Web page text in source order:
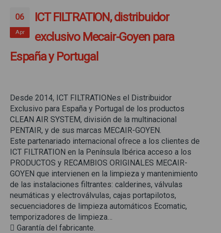
06
Apr
ICT FILTRATION, distribuidor
exclusivo Mecair-Goyen para
España y Portugal
Desde 2014, ICT FILTRATIONes el Distribuidor
Exclusivo para España y Portugal de los productos
CLEAN AIR SYSTEM, división de la multinacional
PENTAIR, y de sus marcas MECAIR-GOYEN.
Este partenariado internacional ofrece a los clientes de
ICT FILTRATION en la Península Ibérica acceso a los
PRODUCTOS y RECAMBIOS ORIGINALES MECAIR-
GOYEN que intervienen en la limpieza y mantenimiento
de las instalaciones filtrantes: calderines, válvulas
neumáticas y electroválvulas, cajas portapilotos,
secuenciadores de limpieza automáticos Ecomatic,
temporizadores de limpieza…
 Garantía del fabricante.